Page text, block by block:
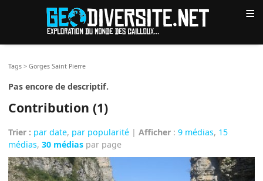
≡
Tags >Gorges Saint Pierre
Pas encore de descriptif.
Contribution (1)
Trier : par date, par popularité |Afficher :9 médias, 15
médias,30 médias par page